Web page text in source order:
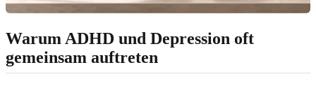
Warum ADHD und Depression oft
gemeinsam auftreten